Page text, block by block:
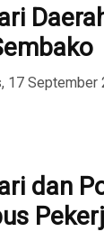
17 September
dan